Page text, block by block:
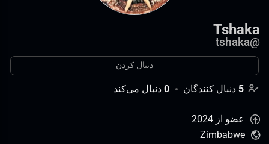
Tshaka
@
tshaka
دنبال کردن
5 دنبال کنندگان 0 دنبال می‌کند
عضو از 2024
Zimbabwe